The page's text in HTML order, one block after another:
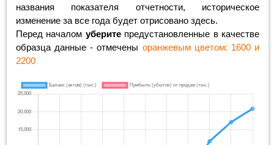
названия показателя отчетности, историческое
изменение за все года будет отрисовано здесь.
Перед началом уберитепредустановленные в качестве
образца данные - отмечены оранжевым цветом: 1600 и
2200